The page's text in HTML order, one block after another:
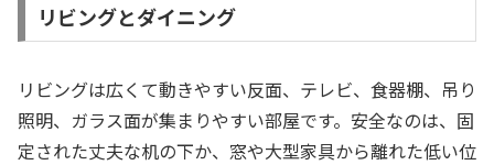
リビングとダイニング
リビングは広くて動きやすい反面、テレビ、食器棚、吊り
照明、ガラス面が集まりやすい部屋です。安全なのは、固
定された丈夫な机の下か、窓や大型家具から離れた低い位